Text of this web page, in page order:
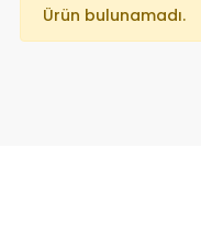
Ürün bulunamadı.